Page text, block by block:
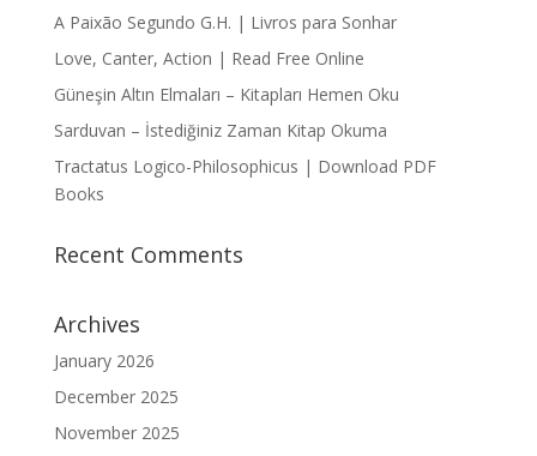
A Paixão Segundo G.H. | Livros para Sonhar
Love, Canter, Action | Read Free Online
Güneşin Altın Elmaları – Kitapları Hemen Oku
Sarduvan – İstediğiniz Zaman Kitap Okuma
Tractatus Logico-Philosophicus | Download PDF
Books
Recent Comments
Archives
January 2026
December 2025
November 2025